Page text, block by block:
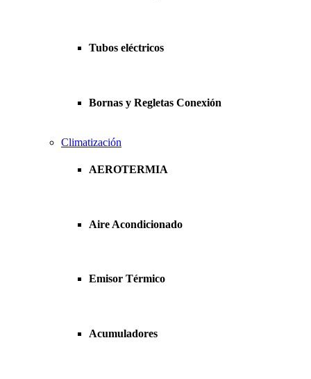
Tubos eléctricos
Bornas y Regletas Conexión
Climatización
AEROTERMIA
Aire Acondicionado
Emisor Térmico
Acumuladores